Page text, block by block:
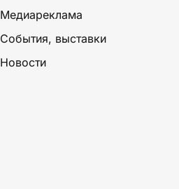
Медиареклама
События, выставки
Новости